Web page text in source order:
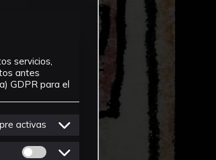
servicios,
antes
GDPR para el
activas
Permitir cookies de Personalizacion